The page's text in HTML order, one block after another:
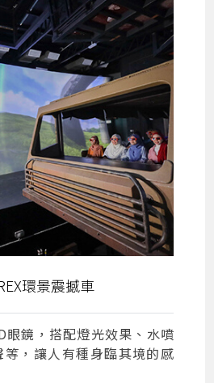
環景震撼車
眼鏡，搭配燈光效果、水噴
，讓人有種身臨其境的感